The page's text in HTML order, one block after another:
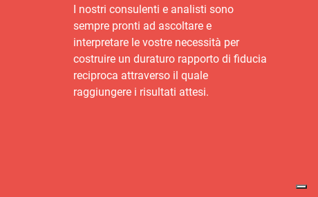
I nostri consulenti e analisti sono
sempre pronti ad ascoltare e
interpretare le vostre necessità per
costruire un duraturo rapporto di fiducia
reciproca attraverso il quale
raggiungere i risultati attesi.